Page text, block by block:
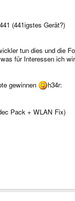
(441igstes Gerät?)
tun dies und die
für Interessen ich
gewinnen
h34r:
Pack + WLAN Fix)